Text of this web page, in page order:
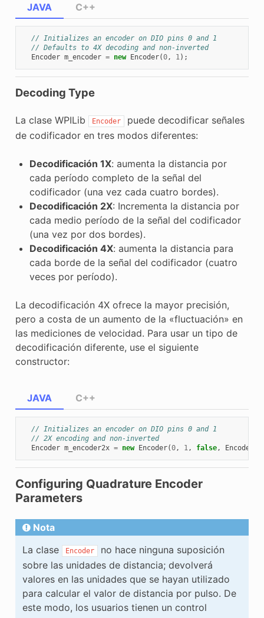
JAVA
// Initializes an encoder on DIO pins 0 and 1
// Defaults to 4X decoding and non-inverted
Encoder m_encoder = new Encoder(0, 1);
C++
Decoding Type
La clase WPILib Encoder
puede decodificar señales
de codificador en tres modos diferentes:
Decodificación 1X: aumenta la distancia por
cada período completo de la señal del
codificador (una vez cada cuatro bordes).
Decodificación 2X: Incrementa la distancia por
cada medio período de la señal del codificador
(una vez por dos bordes).
Decodificación 4X: aumenta la distancia para
cada borde de la señal del codificador (cuatro
veces por período).
La decodificación 4X ofrece la mayor precisión,
pero a costa de un aumento de la «fluctuación» en
las mediciones de velocidad. Para usar un tipo de
decodificación diferente, use el siguiente
constructor:
JAVA
// Initializes an encoder on DIO pins 0 and 1
// 2X encoding and non-inverted
Encoder m_encoder2x = new Encoder(0, 1, false, Encoder
C++
Configuring Quadrature Encoder
Parameters
Nota
La clase
Encoder
no hace ninguna suposición
sobre las unidades de distancia; devolverá
valores en las unidades que se hayan utilizado
para calcular el valor de distancia por pulso. De
este modo, los usuarios tienen un control